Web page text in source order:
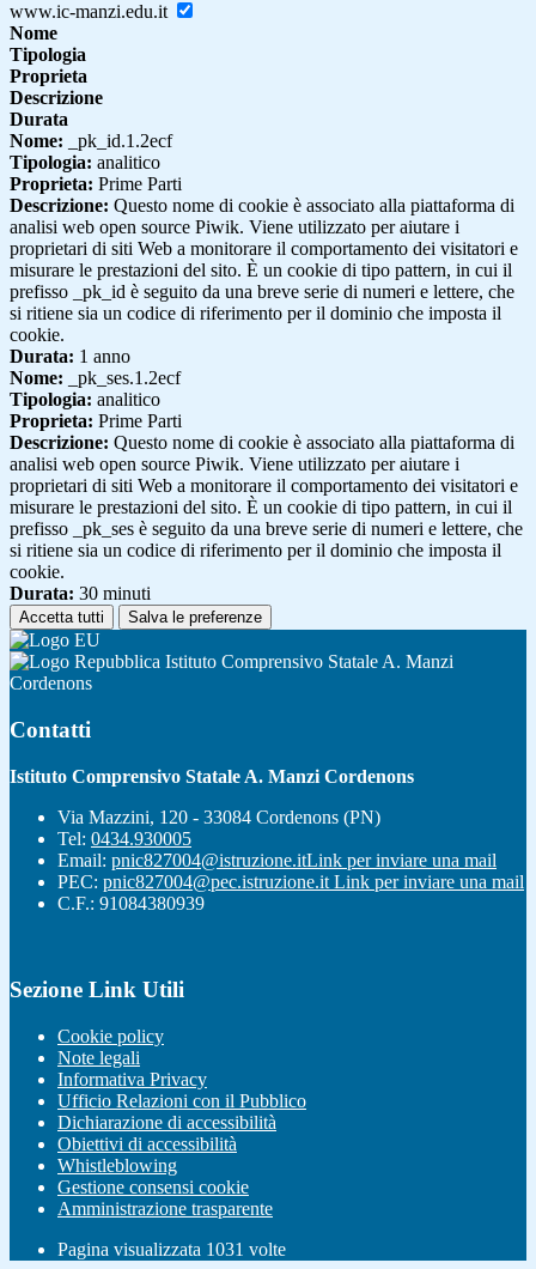
www.ic-manzi.edu.it
Nome
Tipologia
Proprieta
Descrizione
Durata
Nome: _pk_id.1.2ecf
Tipologia: analitico
Proprieta: Prime Parti
Descrizione: Questo nome di cookie è associato alla piattaforma di
analisi web open source Piwik. Viene utilizzato per aiutare i
proprietari di siti Web a monitorare il comportamento dei visitatori e
misurare le prestazioni del sito. È un cookie di tipo pattern, in cui il
prefisso _pk_id è seguito da una breve serie di numeri e lettere, che
si ritiene sia un codice di riferimento per il dominio che imposta il
cookie.
Durata: 1 anno
Nome: _pk_ses.1.2ecf
Tipologia: analitico
Proprieta: Prime Parti
Descrizione: Questo nome di cookie è associato alla piattaforma di
analisi web open source Piwik. Viene utilizzato per aiutare i
proprietari di siti Web a monitorare il comportamento dei visitatori e
misurare le prestazioni del sito. È un cookie di tipo pattern, in cui il
prefisso _pk_ses è seguito da una breve serie di numeri e lettere, che
si ritiene sia un codice di riferimento per il dominio che imposta il
cookie.
Durata: 30 minuti
Accetta tutti Salva le preferenze
Istituto Comprensivo Statale A. Manzi
Cordenons
Contatti
Istituto Comprensivo Statale A. Manzi Cordenons
Via Mazzini, 120 - 33084 Cordenons (PN)
Tel: 0434.930005
Email: pnic827004@istruzione.itLink per inviare una mail
PEC: pnic827004@pec.istruzione.it Link per inviare una mail
C.F.: 91084380939
Sezione Link Utili
Cookie policy
Note legali
Informativa Privacy
Ufficio Relazioni con il Pubblico
Dichiarazione di accessibilità
Obiettivi di accessibilità
Whistleblowing
Gestione consensi cookie
Amministrazione trasparente
Pagina visualizzata 1031 volte